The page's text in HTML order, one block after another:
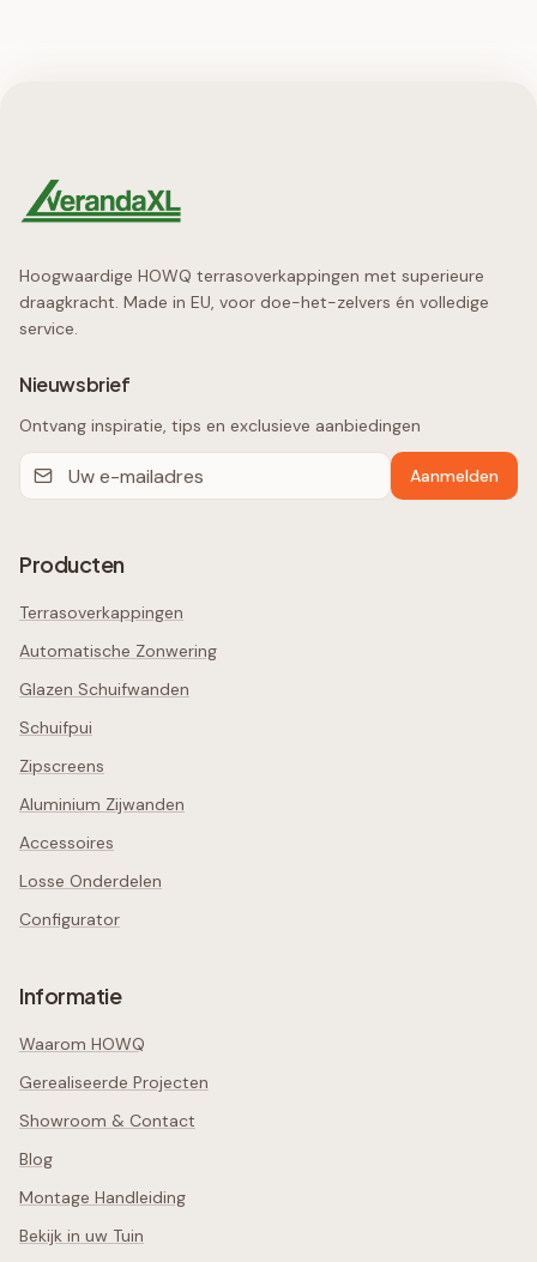
Hoogwaardige HOWQ terrasoverkappingen met superieure
draagkracht. Made in EU, voor doe-het-zelvers én volledige
service.
Nieuwsbrief
Ontvang inspiratie, tips en exclusieve aanbiedingen
Aanmelden
Producten
Terrasoverkappingen
Automatische Zonwering
Glazen Schuifwanden
Schuifpui
Zipscreens
Aluminium Zijwanden
Accessoires
Losse Onderdelen
Configurator
Informatie
Waarom HOWQ
Gerealiseerde Projecten
Showroom & Contact
Blog
Montage Handleiding
Bekijk in uw Tuin